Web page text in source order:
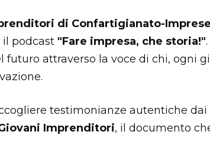
di Confartigianato-Imprese
il podcast "Fare impresa, che storia!"
futuro attraverso la voce di chi, ogni
testimonianze autentiche
Imprenditori, il documento